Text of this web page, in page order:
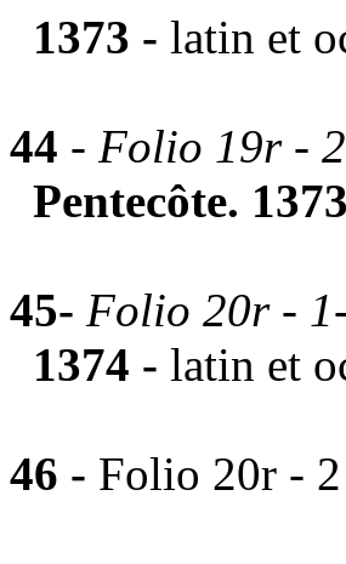
1373 - latin et
44 - Folio 19r -
Pentecôte.
45- Folio 20r - 1
1374 - latin et
46 - Folio 20r -